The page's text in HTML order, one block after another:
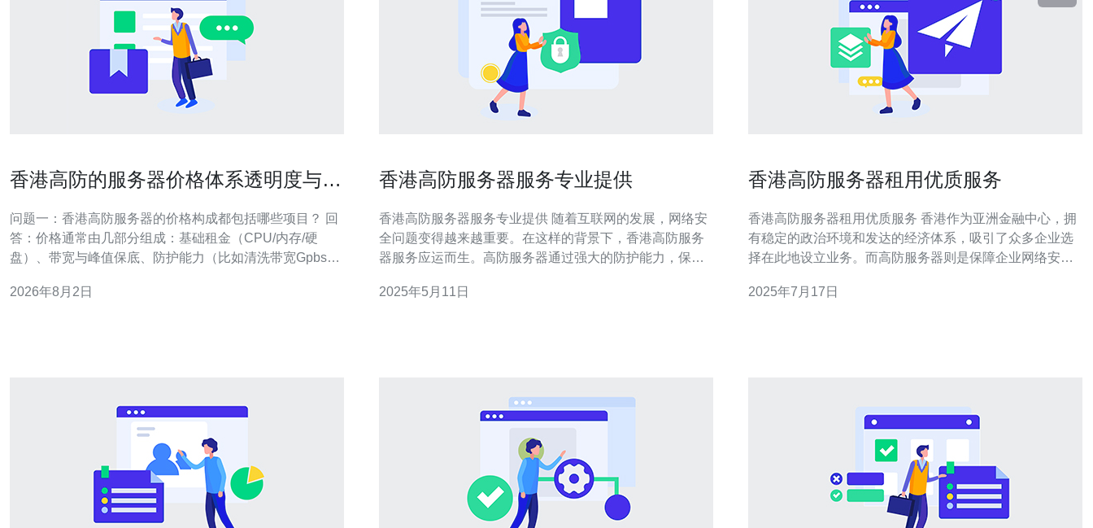
香港高防的服务器价格体系透明度与续
问题一：香港高防服务器的价格构成都包括哪些项目？ 回
答：价格通常由几部分组成：基础租金（CPU/内存/硬
盘）、带宽与峰值保底、防护能力（比如清洗带宽Gpbs、
峰值）、管理与运维服务费、以及一次性安装/迁移费和税
2026年8月2日
香港高防服务器服务专业提供
香港高防服务器服务专业提供 随着互联网的发展，网络安
全问题变得越来越重要。在这样的背景下，香港高防服务
器服务应运而生。高防服务器通过强大的防护能力，保障
能够为客户提供可靠的防护和优质的服务。 香港作为国际
2025年5月11日
香港高防服务器租用优质服务
香港高防服务器租用优质服务 香港作为亚洲金融中心，拥
有稳定的政治环境和发达的经济体系，吸引了众多企业选
择在此地设立业务。而高防服务器则是保障企业网络安全
环境和强大的防御能力，能有效保护企业的网站和数据不
2025年7月17日